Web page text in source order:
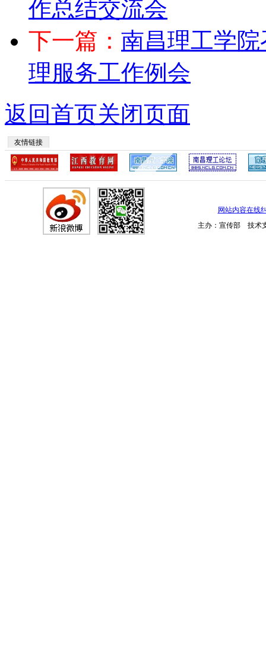
作总结交流会
下一篇： 南昌理工学
理服务工作例会
返回首页关闭页面
友情链接
网站内容在线
主办：宣传部 技术